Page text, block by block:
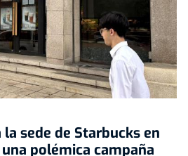
sede de Starbucks en
polémica campaña